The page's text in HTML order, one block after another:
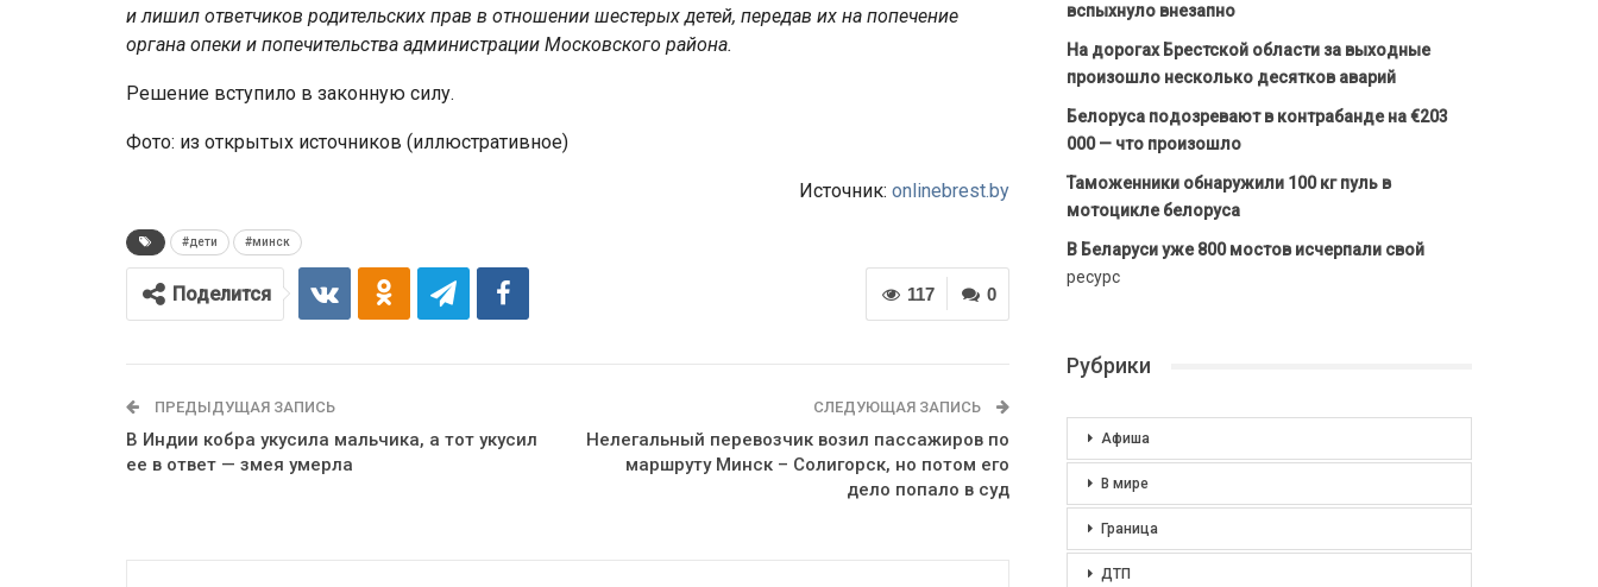
и лишил ответчиков родительских прав в отношении шестерых детей, передав их на попечение
органа опеки и попечительства администрации Московского района.
Решение вступило в законную силу.
Фото: из открытых источников (иллюстративное)
Источник: onlinebrest.by
#дети #минск
0
117
Поделится
ПРЕДЫДУЩАЯ ЗАПИСЬ
В Индии кобра укусила мальчика, а тот укусил
ее в ответ — змея умерла
СЛЕДУЮЩАЯ ЗАПИСЬ
Нелегальный перевозчик возил пассажиров по
маршруту Минск – Солигорск, но потом его
дело попало в суд
вспыхнуло внезапно
На дорогах Брестской области за выходные
произошло несколько десятков аварий
Белоруса подозревают в контрабанде на €203
000 — что произошло
Таможенники обнаружили 100 кг пуль в
мотоцикле белоруса
В Беларуси уже 800 мостов исчерпали свой
ресурс
Рубрики
Афиша
В мире
Граница
ДТП